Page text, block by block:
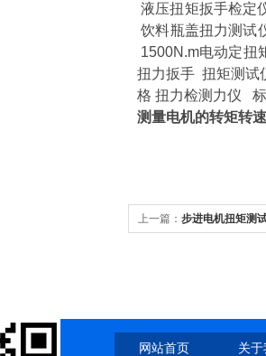
液压扭矩扳手检定
饮料瓶盖扭力测试
1500N.m电动定扭
扭力扳手 扭矩测试
格 扭力检测力仪
测量电机的转矩转
上一篇： 步进电机扭矩测
网站首页 关